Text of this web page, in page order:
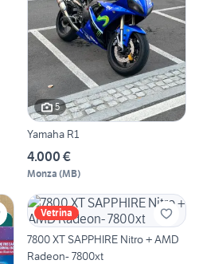
5
Yamaha R1
4.000 €
Monza (MB)
Vetrina
7800 XT SAPPHIRE Nitro + AMD
Radeon- 7800xt